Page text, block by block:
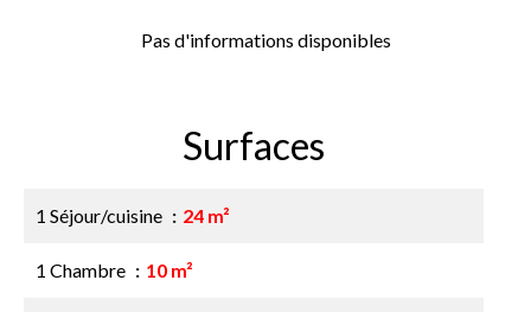
Pas d'informations disponibles
Surfaces
1 Séjour/cuisine 24 m²
1 Chambre 10 m²